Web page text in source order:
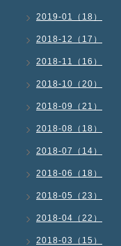
2019-01（18）
2018-12（17）
2018-11（16）
2018-10（20）
2018-09（21）
2018-08（18）
2018-07（14）
2018-06（18）
2018-05（23）
2018-04（22）
2018-03（15）